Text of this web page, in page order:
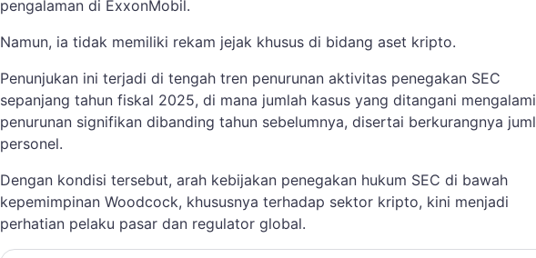
pengalaman di ExxonMobil.
Namun, ia tidak memiliki rekam jejak khusus di bidang aset kripto.
Penunjukan ini terjadi di tengah tren penurunan aktivitas penegakan SEC
sepanjang tahun fiskal 2025, di mana jumlah kasus yang ditangani mengalami
penurunan signifikan dibanding tahun sebelumnya, disertai berkurangnya
personel.
Dengan kondisi tersebut, arah kebijakan penegakan hukum SEC di bawah
kepemimpinan Woodcock, khususnya terhadap sektor kripto, kini menjadi
perhatian pelaku pasar dan regulator global.